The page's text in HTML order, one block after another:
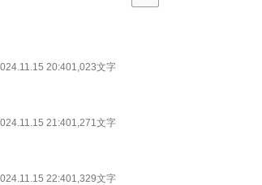
20:401,023文字
21:401,271文字
22:401,329文字